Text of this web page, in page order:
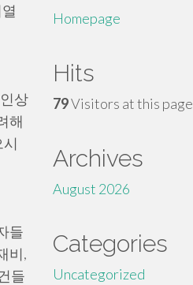
상
해
들
비,
들
Homepage
Hits
79Visitors at this page
Archives
August 2026
Categories
Uncategorized